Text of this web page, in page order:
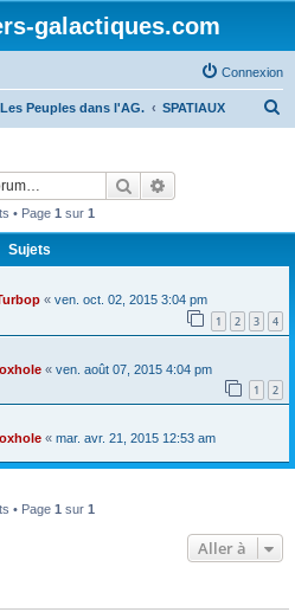
galactiques.com
Connexion
Les Peuples dans l'AG. SPATIAUX
e
Rechercher
• Page 1 sur 1
Sujets
« ven. oct. 02, 2015 3:04 pm
1 2 3 4
« ven. août 07, 2015 4:04 pm
1 2
« mar. avr. 21, 2015 12:53 am
• Page 1 sur 1
Aller à